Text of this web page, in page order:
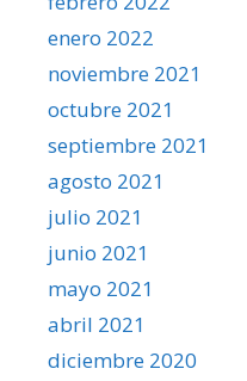
enero 2022
noviembre 2021
octubre 2021
septiembre 2021
agosto 2021
julio 2021
junio 2021
mayo 2021
abril 2021
diciembre 2020